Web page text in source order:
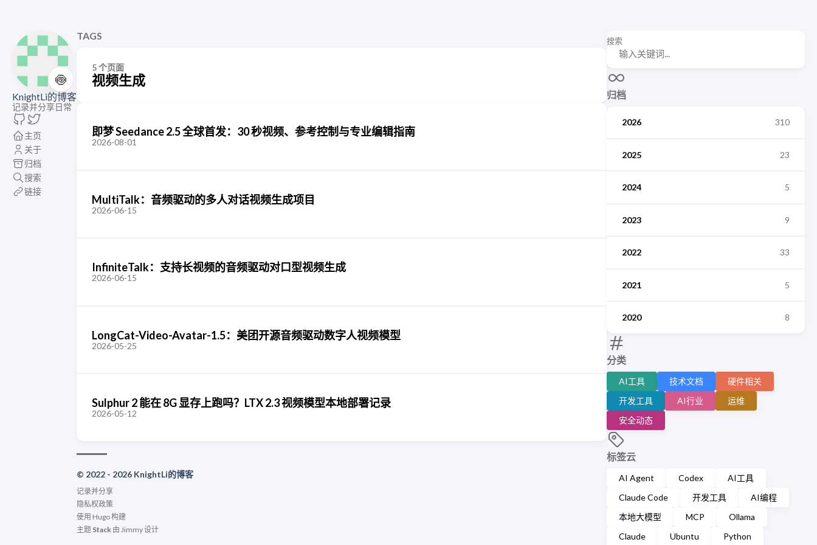
🍥
KnightLi的博客
记录并分享日常
主页
关于
归档
搜索
链接
搜索
归档
2026 310
2025 23
2024 5
2023 9
2022 33
2021 5
2020 8
分类
AI工具 技术文档
硬件相关
开发工具
AI行业
运维
安全动态
标签云
AI Agent Codex
AI工具
Claude Code
开发工具
AI编程
本地大模型
MCP
Ollama
Claude
Ubuntu Python
TAGS
5 个页面
视频生成
即梦 Seedance 2.5 全球首发：30 秒视频、参考控制与专业编辑指南
2026-08-01
MultiTalk：音频驱动的多人对话视频生成项目
2026-06-15
InfiniteTalk：支持长视频的音频驱动对口型视频生成
2026-06-15
LongCat-Video-Avatar-1.5：美团开源音频驱动数字人视频模型
2026-05-25
Sulphur 2 能在 8G 显存上跑吗？LTX 2.3 视频模型本地部署记录
2026-05-12
© 2022 - 2026 KnightLi的博客
记录并分享
隐私权政策
使用 Hugo构建
主题 Stack 由 Jimmy设计